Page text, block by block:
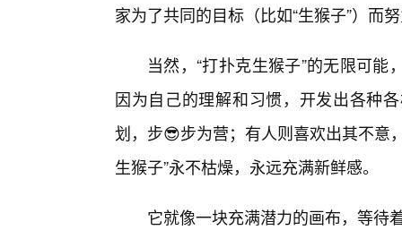
家为了共同的目标（比如“生猴子”）而
当然，“打扑克生猴子”的无限可
因为自己的理解和习惯，开发出各种
划，步😎步为营；有人则喜欢出其不意
生猴子”永不枯燥，永远充满新鲜感。
它就像一块充满潜力的画布，等待